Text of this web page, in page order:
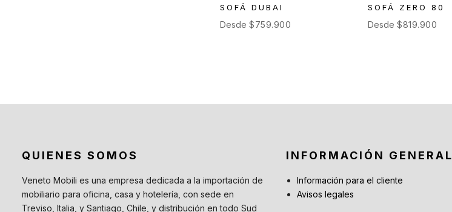
SOFÁ DUBAI
Desde $759.900
SOFÁ ZERO 80
Desde$819.900
QUIENES SOMOS
Veneto Mobili es una empresa dedicada a la importación de
mobiliario para oficina, casa y hotelería, con sede en
Treviso, Italia, y Santiago, Chile, y distribución en todo Sud
INFORMACIÓN GENERAL
Información para el cliente
Avisos legales